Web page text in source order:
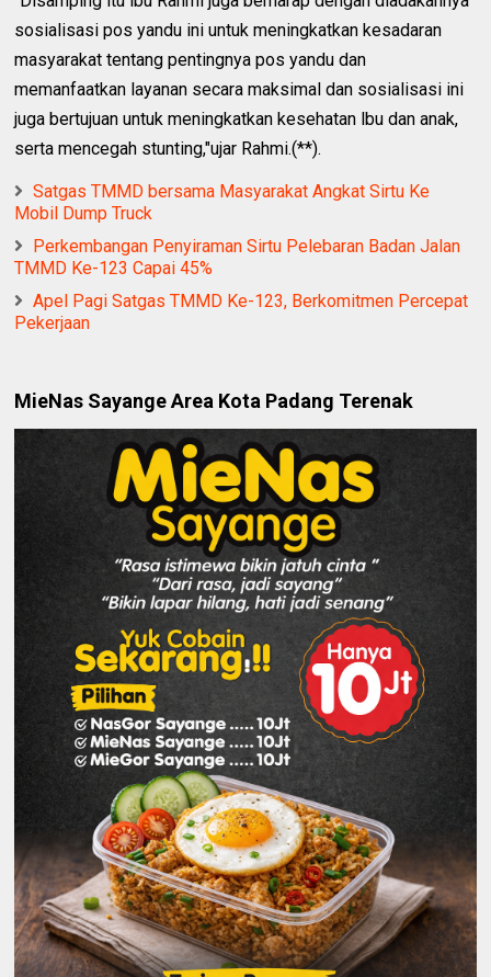
sosialisasi pos yandu ini untuk meningkatkan kesadaran
masyarakat tentang pentingnya pos yandu dan
memanfaatkan layanan secara maksimal dan sosialisasi ini
juga bertujuan untuk meningkatkan kesehatan lbu dan anak,
serta mencegah stunting,"ujar Rahmi.(**).
Satgas TMMD bersama Masyarakat Angkat Sirtu Ke
Mobil Dump Truck
Perkembangan Penyiraman Sirtu Pelebaran Badan Jalan
TMMD Ke-123 Capai 45%
Apel Pagi Satgas TMMD Ke-123, Berkomitmen Percepat
Pekerjaan
MieNas Sayange Area Kota Padang Terenak